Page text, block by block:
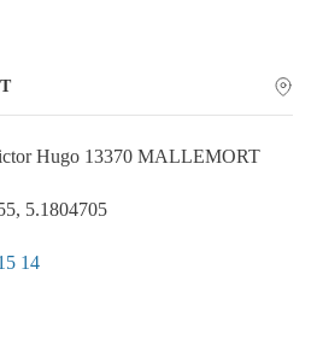
Hugo 13370 MALLEMORT
5.1804705
14